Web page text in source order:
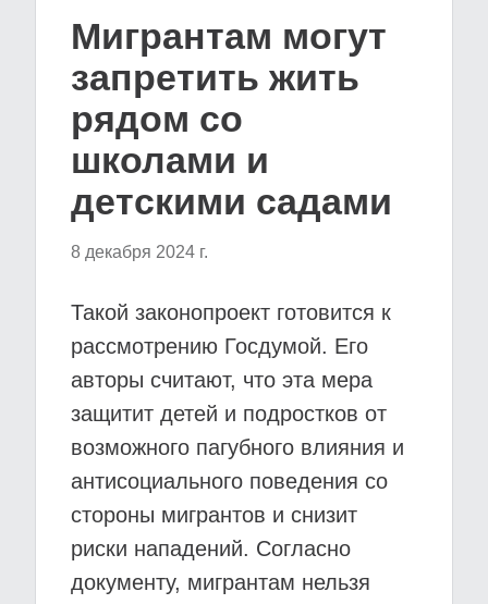
Мигрантам могут
запретить жить
рядом со
школами и
детскими садами
8 декабря 2024 г.
Такой законопроект готовится к
рассмотрению Госдумой. Его
авторы считают, что эта мера
защитит детей и подростков от
возможного пагубного влияния и
антисоциального поведения со
стороны мигрантов и снизит
риски нападений. Согласно
документу, мигрантам нельзя